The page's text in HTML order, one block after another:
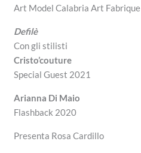
Art Model Calabria Art Fabrique
Defilè
Con gli stilisti
Cristo’couture
Special Guest 2021
Arianna Di Maio
Flashback 2020
Presenta Rosa Cardillo